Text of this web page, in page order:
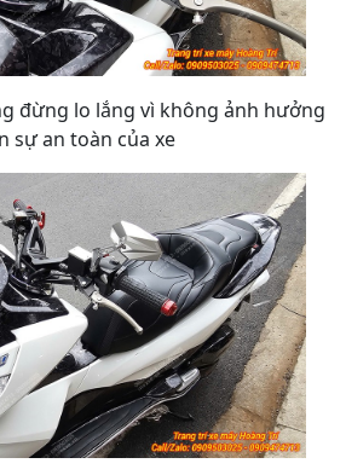
đừng lo lắng vì không ảnh hưởng
sự an toàn của xe